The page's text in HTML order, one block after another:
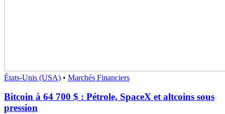
États-Unis (USA) • Marchés Financiers
Bitcoin à 64 700 $ : Pétrole, SpaceX et altcoins sous
pression